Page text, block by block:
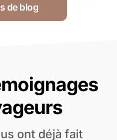
de blog
ont déjà fait